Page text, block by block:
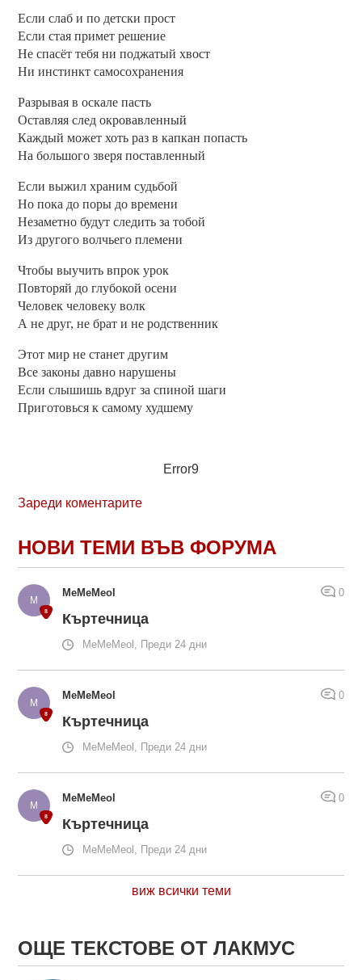
Если слаб и по детски прост
Если стая примет решение
Не спасёт тебя ни поджатый хвост
Ни инстинкт самосохранения
Разрывая в оскале пасть
Оставляя след окровавленный
Каждый может хоть раз в капкан попасть
На большого зверя поставленный
Если выжил храним судьбой
Но пока до поры до времени
Незаметно будут следить за тобой
Из другого волчьего племени
Чтобы выучить впрок урок
Повторяй до глубокой осени
Человек человеку волк
А не друг, не брат и не родственник
Этот мир не станет другим
Все законы давно нарушены
Если слышишь вдруг за спиной шаги
Приготовься к самому худшему
Error9
Зареди коментарите
НОВИ ТЕМИ ВЪВ ФОРУМА
MeMeMeol 0
Къртечница
MeMeMeol, Преди 24 дни
MeMeMeol 0
Къртечница
MeMeMeol, Преди 24 дни
MeMeMeol 0
Къртечница
MeMeMeol, Преди 24 дни
виж всички теми
ОЩЕ ТЕКСТОВЕ ОТ ЛАКМУС